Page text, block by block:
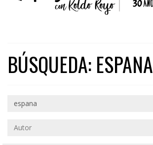
BÚSQUEDA: ESPANA